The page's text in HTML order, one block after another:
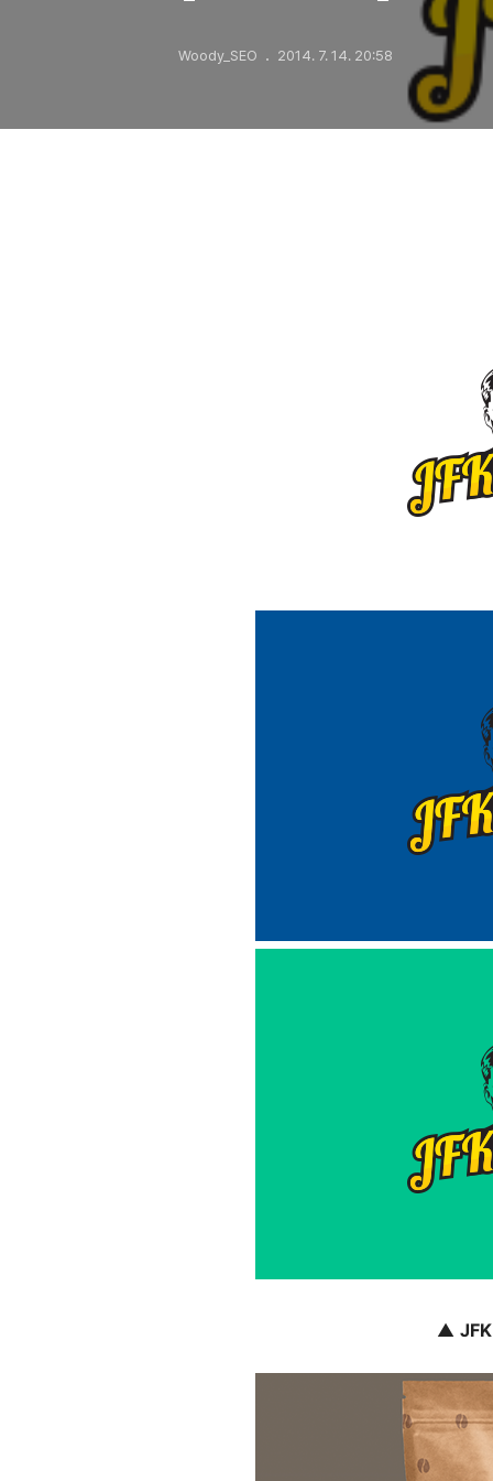
Woody_SEO 2014. 7. 14. 20:58
▲